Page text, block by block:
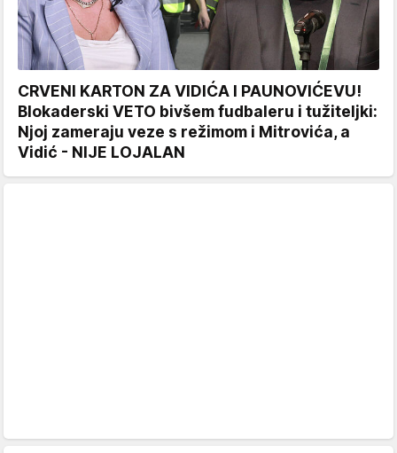
CRVENI KARTON ZA VIDIĆA I PAUNOVIĆEVU!
Blokaderski VETO bivšem fudbaleru i tužiteljki:
Njoj zameraju veze s režimom i Mitrovića, a
Vidić - NIJE LOJALAN